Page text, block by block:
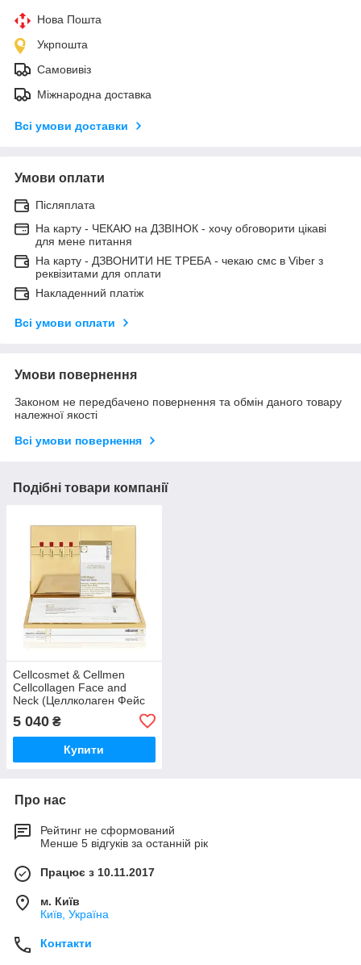
Нова Пошта
Укрпошта
Самовивіз
Міжнародна доставка
Всі умови доставки
Умови оплати
Післяплата
На карту - ЧЕКАЮ на ДЗВІНОК - хочу обговорити цікаві
для мене питання
На карту - ДЗВОНИТИ НЕ ТРЕБА - чекаю смс в Viber з
реквізитами для оплати
Накладенний платіж
Всі умови оплати
Умови повернення
Законом не передбачено повернення та обмін даного товару
належної якості
Всі умови повернення
Подібні товари компанії
Cellcosmet & Cellmen
Cellcollagen Face and
Neck (Целлколаген Фейс
енд Нек) Кліткова маска-
вуаль для шкіри
5 040 ₴
Купити
Про нас
Рейтинг не сформований
Менше 5 відгуків за останній рік
Працює з 10.11.2017
м. Київ
Київ, Україна
Контакти